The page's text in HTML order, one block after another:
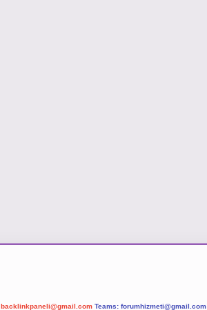
backlinkpaneli@gmail.com Teams: forumhizmeti@gmail.com